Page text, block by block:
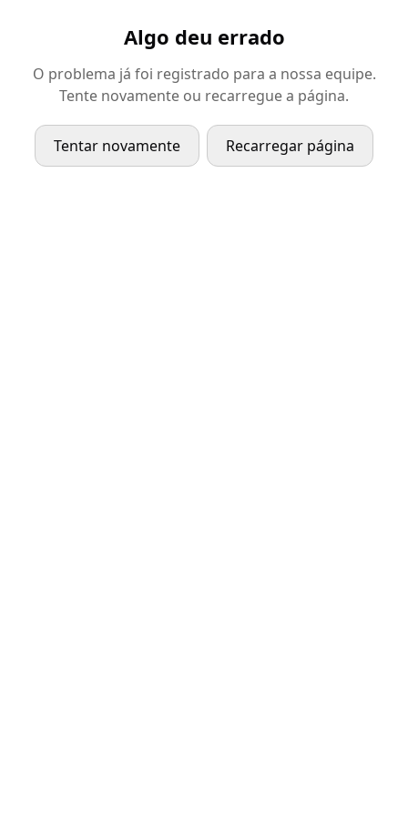
Algo deu errado
O problema já foi registrado para a nossa equipe.
Tente novamente ou recarregue a página.
Tentar novamente Recarregar página